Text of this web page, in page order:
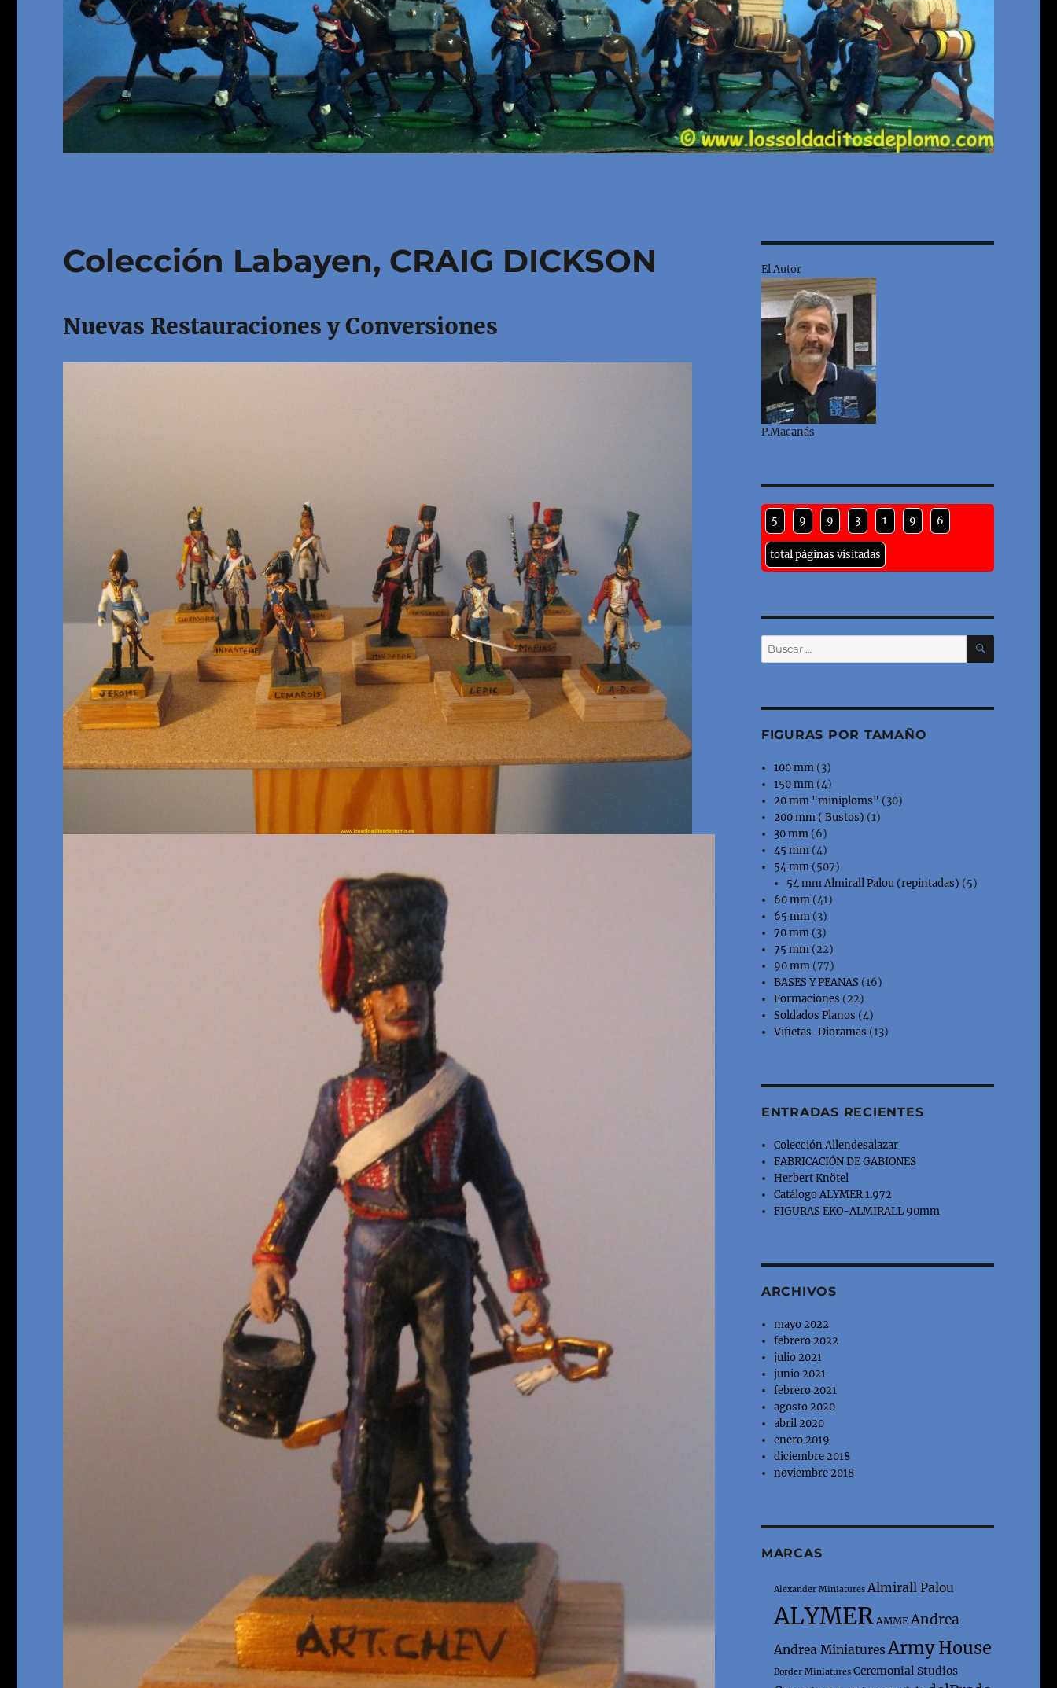
Colección Labayen, CRAIG DICKSON
Nuevas Restauraciones y Conversiones
El Autor
P.Macanás
5 9 9 3 1 9 6
total páginas visitadas
Buscar
por:
BUSCAR
FIGURAS POR TAMAÑO
100 mm (3)
150 mm (4)
20 mm "miniploms" (30)
200 mm ( Bustos) (1)
30 mm (6)
45 mm (4)
54 mm (507)
54 mm Almirall Palou (repintadas) (5)
60 mm (41)
65 mm (3)
70 mm (3)
75 mm (22)
90 mm (77)
BASES Y PEANAS (16)
Formaciones (22)
Soldados Planos (4)
Viñetas-Dioramas (13)
ENTRADAS RECIENTES
Colección Allendesalazar
FABRICACIÓN DE GABIONES
Herbert Knötel
Catálogo ALYMER 1.972
FIGURAS EKO-ALMIRALL 90mm
ARCHIVOS
mayo 2022
febrero 2022
julio 2021
junio 2021
febrero 2021
agosto 2020
abril 2020
enero 2019
diciembre 2018
noviembre 2018
MARCAS
Alexander Miniatures Almirall Palou
ALYMER AMME Andrea
Andrea MiniaturesArmy House
Border Miniatures Ceremonial Studios